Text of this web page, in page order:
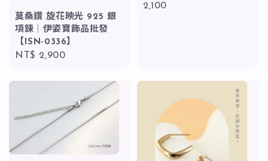
莫桑鑽 旋花映光 925 銀
項鍊｜伊姿寶飾品批發
【ISN-0336】
Regular
NT$ 2,900
price
2,100